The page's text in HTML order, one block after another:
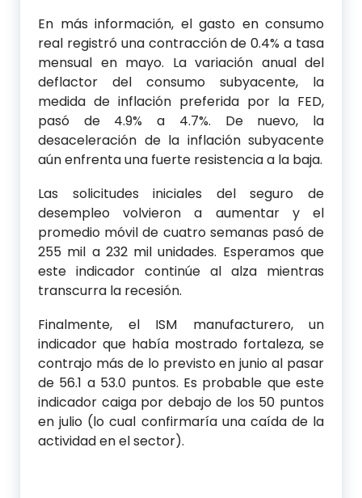
En más información, el gasto en consumo
real registró una contracción de 0.4% a tasa
mensual en mayo. La variación anual del
deflactor del consumo subyacente, la
medida de inflación preferida por la FED,
pasó de 4.9% a 4.7%. De nuevo, la
desaceleración de la inflación subyacente
aún enfrenta una fuerte resistencia a la baja.
Las solicitudes iniciales del seguro de
desempleo volvieron a aumentar y el
promedio móvil de cuatro semanas pasó de
255 mil a 232 mil unidades. Esperamos que
este indicador continúe al alza mientras
transcurra la recesión.
Finalmente, el ISM manufacturero, un
indicador que había mostrado fortaleza, se
contrajo más de lo previsto en junio al pasar
de 56.1 a 53.0 puntos. Es probable que este
indicador caiga por debajo de los 50 puntos
en julio (lo cual confirmaría una caída de la
actividad en el sector).